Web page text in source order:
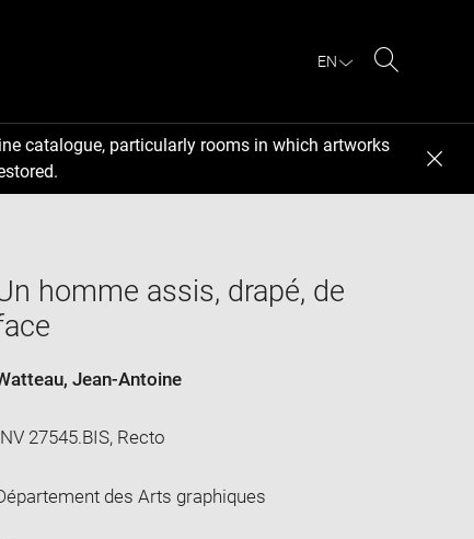
EN
catalogue, particularly rooms in which artworks
homme assis, drapé, de
Jean-Antoine
27545.BIS, Recto
des Arts graphiques